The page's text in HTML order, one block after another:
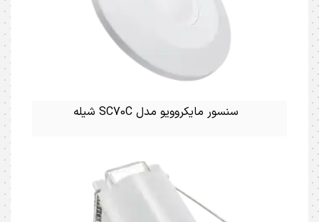
سنسور مایکروویو مدل SC70C شیله